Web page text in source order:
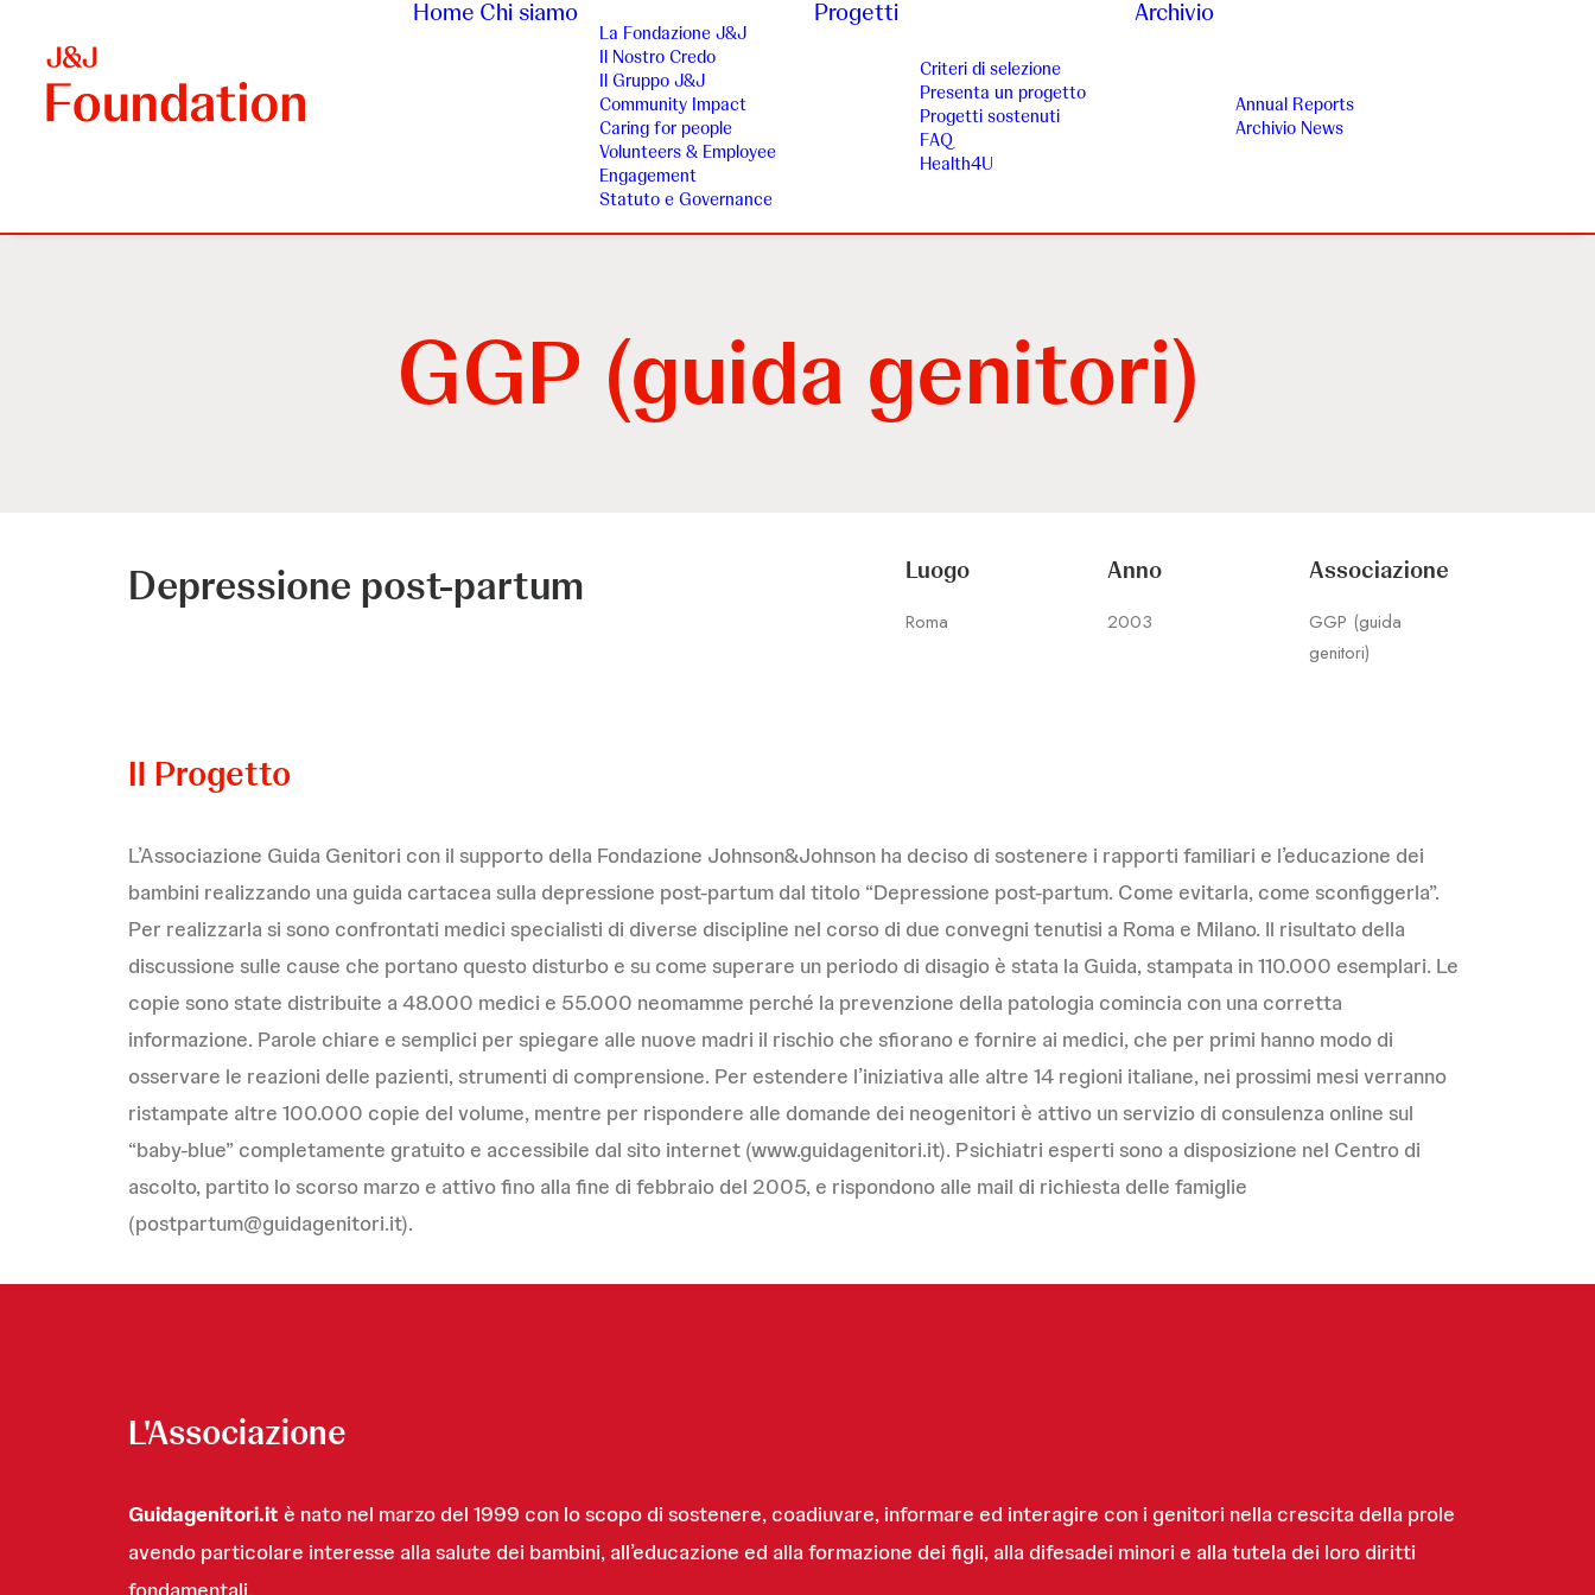
Home Chi siamo
La Fondazione J&J
Il Nostro Credo
Il Gruppo J&J
Community Impact
Caring for people
Volunteers & Employee
Engagement
Statuto e Governance
Progetti
Criteri di selezione
Presenta un progetto
Progetti sostenuti
FAQ
Health4U
Archivio
Annual Reports
Archivio News
GGP (guida genitori)
Depressione post-partum Luogo
Roma
Anno
2003
Associazione
GGP (guida
genitori)
Il Progetto
L’Associazione Guida Genitori con il supporto della Fondazione Johnson&Johnson ha deciso di sostenere i rapporti familiari e l’educazione dei
bambini realizzando una guida cartacea sulla depressione post-partum dal titolo “Depressione post-partum. Come evitarla, come sconfiggerla”.
Per realizzarla si sono confrontati medici specialisti di diverse discipline nel corso di due convegni tenutisi a Roma e Milano. Il risultato della
discussione sulle cause che portano questo disturbo e su come superare un periodo di disagio è stata la Guida, stampata in 110.000 esemplari. Le
copie sono state distribuite a 48.000 medici e 55.000 neomamme perché la prevenzione della patologia comincia con una corretta
informazione. Parole chiare e semplici per spiegare alle nuove madri il rischio che sfiorano e fornire ai medici, che per primi hanno modo di
osservare le reazioni delle pazienti, strumenti di comprensione. Per estendere l’iniziativa alle altre 14 regioni italiane, nei prossimi mesi verranno
ristampate altre 100.000 copie del volume, mentre per rispondere alle domande dei neogenitori è attivo un servizio di consulenza online sul
“baby-blue” completamente gratuito e accessibile dal sito internet (www.guidagenitori.it). Psichiatri esperti sono a disposizione nel Centro di
ascolto, partito lo scorso marzo e attivo fino alla fine di febbraio del 2005, e rispondono alle mail di richiesta delle famiglie
(postpartum@guidagenitori.it).
L'Associazione
Guidagenitori.it è nato nel marzo del 1999 con lo scopo di sostenere, coadiuvare, informare ed interagire con i genitori nella crescita della prole
avendo particolare interesse alla salute dei bambini, all’educazione ed alla formazione dei figli, alla difesadei minori e alla tutela dei loro diritti